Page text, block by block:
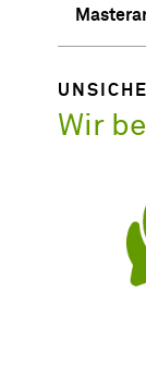
Wir